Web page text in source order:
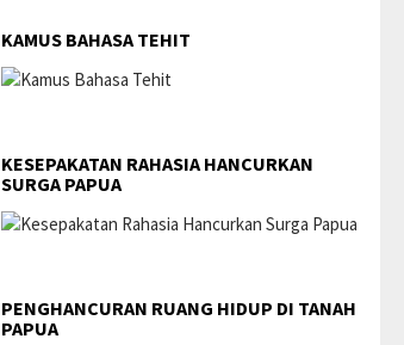
KAMUS BAHASA TEHIT
KESEPAKATAN RAHASIA HANCURKAN
SURGA PAPUA
PENGHANCURAN RUANG HIDUP DI TANAH
PAPUA